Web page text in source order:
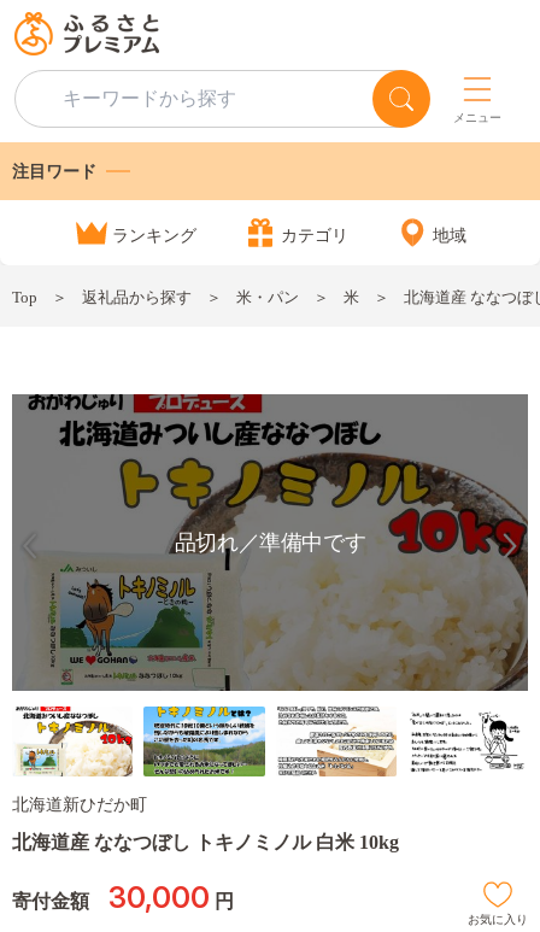
メニュー
注目ワード
ランキング カテゴリ 地域
Top 返礼品から探す 米・パン 米 北海道産 ななつぼ
品切れ／準備中です
北海道新ひだか町
北海道産 ななつぼし トキノミノル 白米 10kg
寄付金額 30,000 円
お気に入り